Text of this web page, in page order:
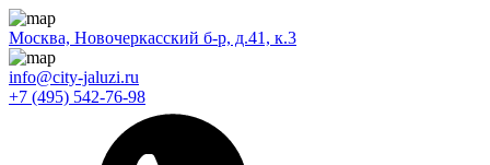
Москва, Новочеркасский б-р, д.41, к.3
info@city-jaluzi.ru
+7 (495) 542-76-98